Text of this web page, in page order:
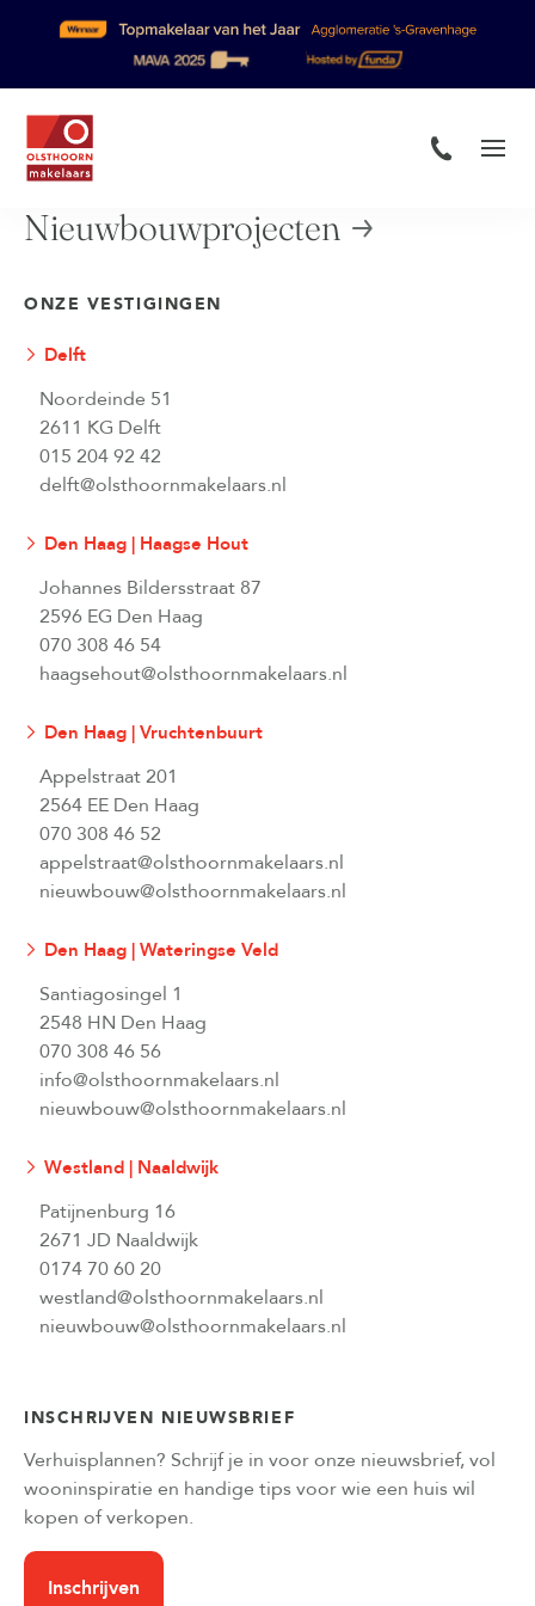
Nieuwbouwprojecten
ONZE VESTIGINGEN
Delft
Noordeinde 51
2611 KG Delft
015 204 92 42
delft@olsthoornmakelaars.nl
Den Haag | Haagse Hout
Johannes Bildersstraat 87
2596 EG Den Haag
070 308 46 54
haagsehout@olsthoornmakelaars.nl
Den Haag | Vruchtenbuurt
Appelstraat 201
2564 EE Den Haag
070 308 46 52
appelstraat@olsthoornmakelaars.nl
nieuwbouw@olsthoornmakelaars.nl
Den Haag | Wateringse Veld
Santiagosingel 1
2548 HN Den Haag
070 308 46 56
info@olsthoornmakelaars.nl
nieuwbouw@olsthoornmakelaars.nl
Westland | Naaldwijk
Patijnenburg 16
2671 JD Naaldwijk
0174 70 60 20
westland@olsthoornmakelaars.nl
nieuwbouw@olsthoornmakelaars.nl
INSCHRIJVEN NIEUWSBRIEF
Verhuisplannen? Schrijf je in voor onze nieuwsbrief, vol
wooninspiratie en handige tips voor wie een huis wil
kopen of verkopen.
Inschrijven